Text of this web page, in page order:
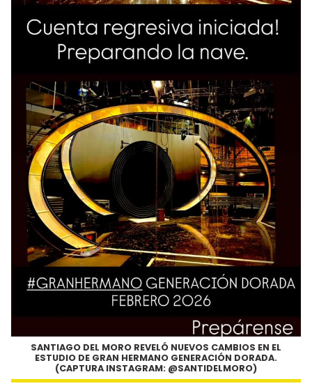
SANTIAGO DEL MORO REVELÓ NUEVOS CAMBIOS EN EL
ESTUDIO DE GRAN HERMANO GENERACIÓN DORADA.
(CAPTURA INSTAGRAM: @SANTIDELMORO)